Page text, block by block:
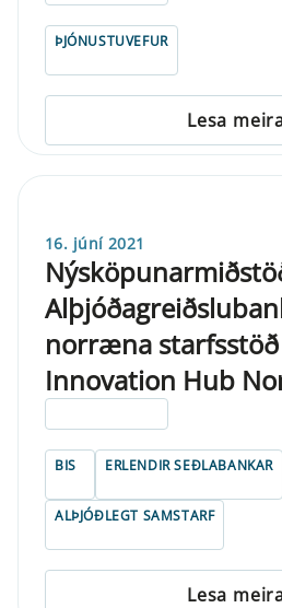
ÞJÓNUSTUVEFUR
Lesa
16. júní 2021
norræna starfsstöð
Innovation Hub
BIS ERLENDIR SEÐLABANKAR
ALÞJÓÐLEGT SAMSTARF
Lesa